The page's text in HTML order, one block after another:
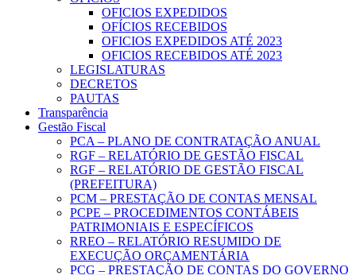
OFICIOS EXPEDIDOS
OFÍCIOS RECEBIDOS
OFICIOS EXPEDIDOS ATÉ 2023
OFICIOS RECEBIDOS ATÉ 2023
LEGISLATURAS
DECRETOS
PAUTAS
Transparência
Gestão Fiscal
PCA – PLANO DE CONTRATAÇÃO ANUAL
RGF – RELATÓRIO DE GESTÃO FISCAL
RGF – RELATÓRIO DE GESTÃO FISCAL
(PREFEITURA)
PCM – PRESTAÇÃO DE CONTAS MENSAL
PCPE – PROCEDIMENTOS CONTÁBEIS
PATRIMONIAIS E ESPECÍFICOS
RREO – RELATÓRIO RESUMIDO DE
EXECUÇÃO ORÇAMENTÁRIA
PCG – PRESTAÇÃO DE CONTAS DO GOVERNO